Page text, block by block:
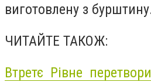
виготовлену з
ЧИТАЙТЕ ТАКОЖ:
Втретє Рівне